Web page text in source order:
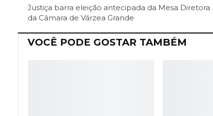
Justiça barra eleição antecipada da Mesa Diretora
da Câmara de Várzea Grande
VOCÊ PODE GOSTAR TAMBÉM